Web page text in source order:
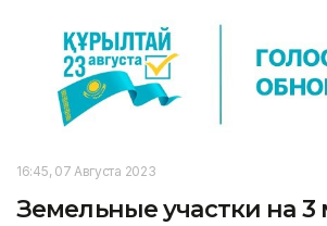
16:45, 07 Августа 2023
Земельные участки на 3